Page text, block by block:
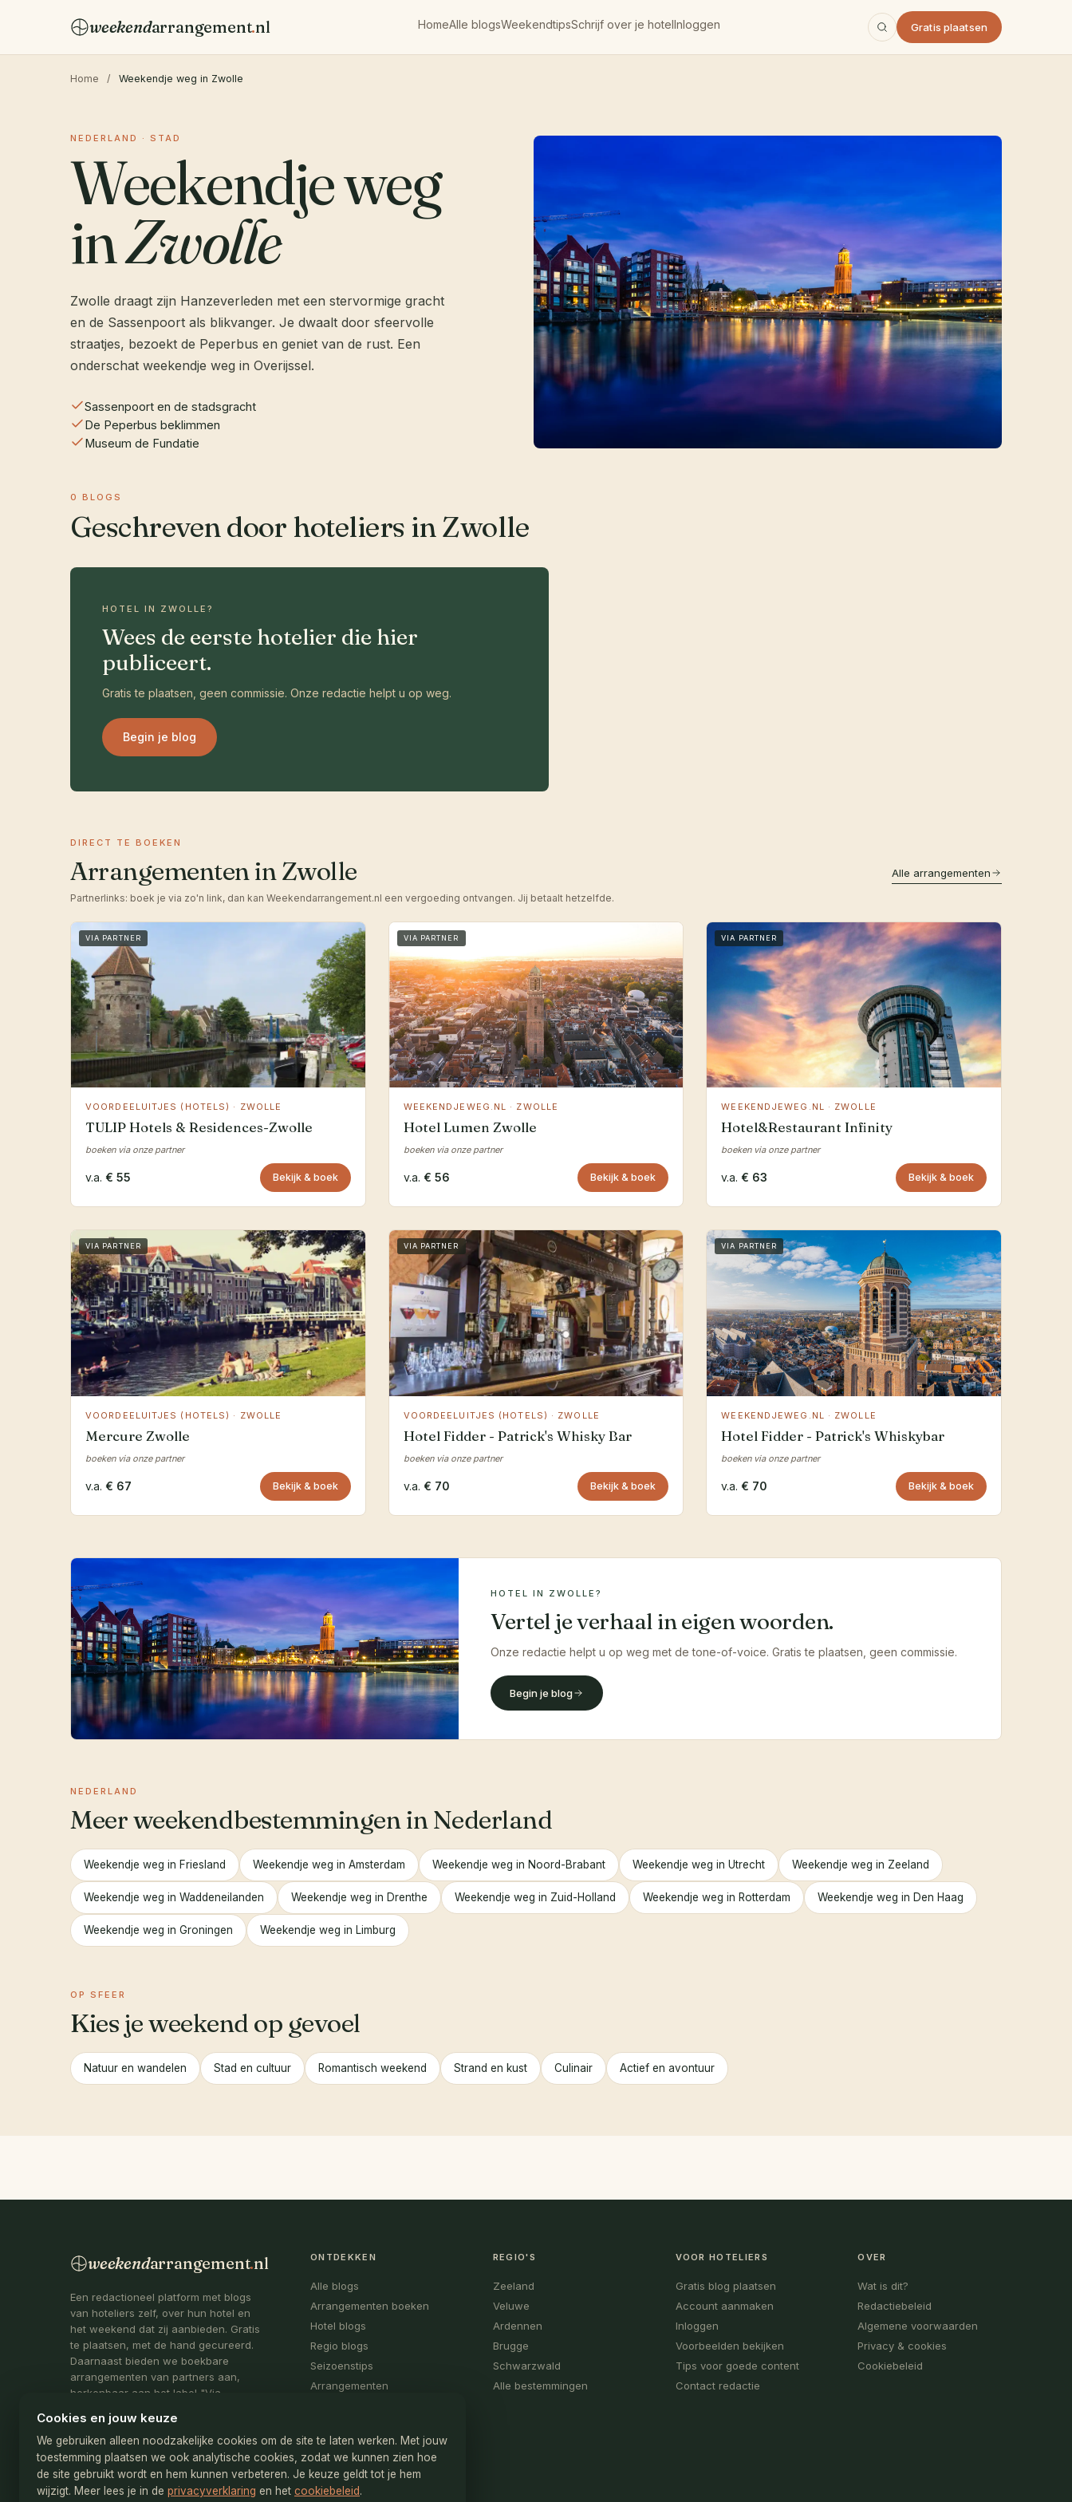
weekendarrangement.nl HomeAlle blogsWeekendtipsSchrijf over je hotelInloggen Gratis plaatsen
Home / Weekendje weg in Zwolle
NEDERLAND · STAD
Weekendje weg
inZwolle
Zwolle draagt zijn Hanzeverleden met een stervormige gracht
en de Sassenpoort als blikvanger. Je dwaalt door sfeervolle
straatjes, bezoekt de Peperbus en geniet van de rust. Een
onderschat weekendje weg in Overijssel.
Sassenpoort en de stadsgracht
De Peperbus beklimmen
Museum de Fundatie
0 BLOGS
Geschreven door hoteliers in Zwolle
HOTEL IN ZWOLLE?
Wees de eerste hotelier die hier
publiceert.
Gratis te plaatsen, geen commissie. Onze redactie helpt u op weg.
Begin je blog
DIRECT TE BOEKEN
Arrangementen in Zwolle Alle arrangementen
Partnerlinks: boek je via zo'n link, dan kan Weekendarrangement.nl een vergoeding ontvangen. Jij betaalt hetzelfde.
VIA PARTNER
VOORDEELUITJES (HOTELS) · ZWOLLE
TULIP Hotels & Residences-Zwolle
boeken via onze partner
v.a. € 55 Bekijk & boek
VIA PARTNER
WEEKENDJEWEG.NL · ZWOLLE
Hotel Lumen Zwolle
boeken via onze partner
v.a. € 56 Bekijk & boek
VIA PARTNER
WEEKENDJEWEG.NL · ZWOLLE
Hotel&Restaurant Infinity
boeken via onze partner
v.a. € 63 Bekijk & boek
VIA PARTNER
VOORDEELUITJES (HOTELS) · ZWOLLE
Mercure Zwolle
boeken via onze partner
v.a. € 67 Bekijk & boek
VIA PARTNER
VOORDEELUITJES (HOTELS) · ZWOLLE
Hotel Fidder - Patrick's Whisky Bar
boeken via onze partner
v.a. € 70 Bekijk & boek
VIA PARTNER
WEEKENDJEWEG.NL · ZWOLLE
Hotel Fidder - Patrick's Whiskybar
boeken via onze partner
v.a. € 70 Bekijk & boek
HOTEL IN ZWOLLE?
Vertel je verhaal in eigen woorden.
Onze redactie helpt u op weg met de tone-of-voice. Gratis te plaatsen, geen commissie.
Begin je blog
NEDERLAND
Meer weekendbestemmingen in Nederland
Weekendje weg in Friesland Weekendje weg in Amsterdam Weekendje weg in Noord-Brabant Weekendje weg in Utrecht Weekendje weg in Zeeland
Weekendje weg in Waddeneilanden Weekendje weg in Drenthe Weekendje weg in Zuid-Holland Weekendje weg in Rotterdam Weekendje weg in Den Haag
Weekendje weg in Groningen Weekendje weg in Limburg
OP SFEER
Kies je weekend op gevoel
Natuur en wandelen Stad en cultuur Romantisch weekend Strand en kust Culinair Actief en avontuur
weekendarrangement.nl
Een redactioneel platform met blogs
van hoteliers zelf, over hun hotel en
het weekend dat zij aanbieden. Gratis
te plaatsen, met de hand gecureerd.
Daarnaast bieden we boekbare
arrangementen van partners aan,
herkenbaar aan het label "Via
Onderdeel van De Webmakelaar
KvK: 78173019
info@weekendarrangement.nl
ONTDEKKEN
Alle blogs
Arrangementen boeken
Hotel blogs
Regio blogs
Seizoenstips
Arrangementen
REGIO'S
Zeeland
Veluwe
Ardennen
Brugge
Schwarzwald
Alle bestemmingen
VOOR HOTELIERS
Gratis blog plaatsen
Account aanmaken
Inloggen
Voorbeelden bekijken
Tips voor goede content
Contact redactie
OVER
Wat is dit?
Redactiebeleid
Algemene voorwaarden
Privacy & cookies
Cookiebeleid
Cookies en jouw keuze
We gebruiken alleen noodzakelijke cookies om de site te laten werken. Met jouw
toestemming plaatsen we ook analytische cookies, zodat we kunnen zien hoe
de site gebruikt wordt en hem kunnen verbeteren. Je keuze geldt tot je hem
wijzigt. Meer lees je in de privacyverklaring en het cookiebeleid.